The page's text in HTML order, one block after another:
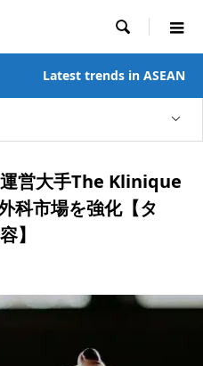

Latest trends in ASEAN
営大手The Klinique
科市場を強化【タ
容】